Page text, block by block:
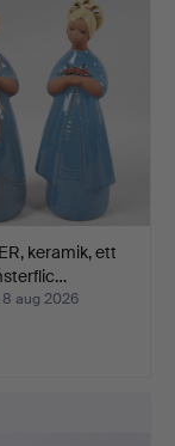
keramik, ett
aug 2026